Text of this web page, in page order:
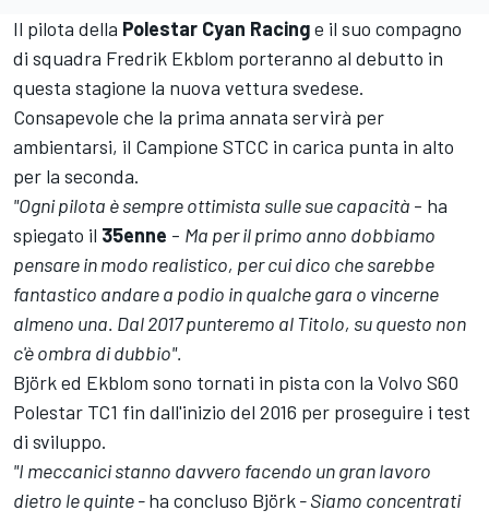
Il pilota della Polestar Cyan Racinge il suo compagno
di squadra Fredrik Ekblom porteranno al debutto in
questa stagione la nuova vettura svedese.
Consapevole che la prima annata servirà per
ambientarsi, il Campione STCC in carica punta in alto
per la seconda.
"Ogni pilota è sempre ottimista sulle sue capacità - ha
spiegato il 35enne - Ma per il primo anno dobbiamo
pensare in modo realistico, per cui dico che sarebbe
fantastico andare a podio in qualche gara o vincerne
almeno una. Dal 2017 punteremo al Titolo, su questo non
c'è ombra di dubbio".
Björk ed Ekblom sono tornati in pista con la Volvo S60
Polestar TC1 fin dall'inizio del 2016 per proseguire i test
di sviluppo.
"I meccanici stanno davvero facendo un gran lavoro
dietro le quinte -ha concluso Björk- Siamo concentrati